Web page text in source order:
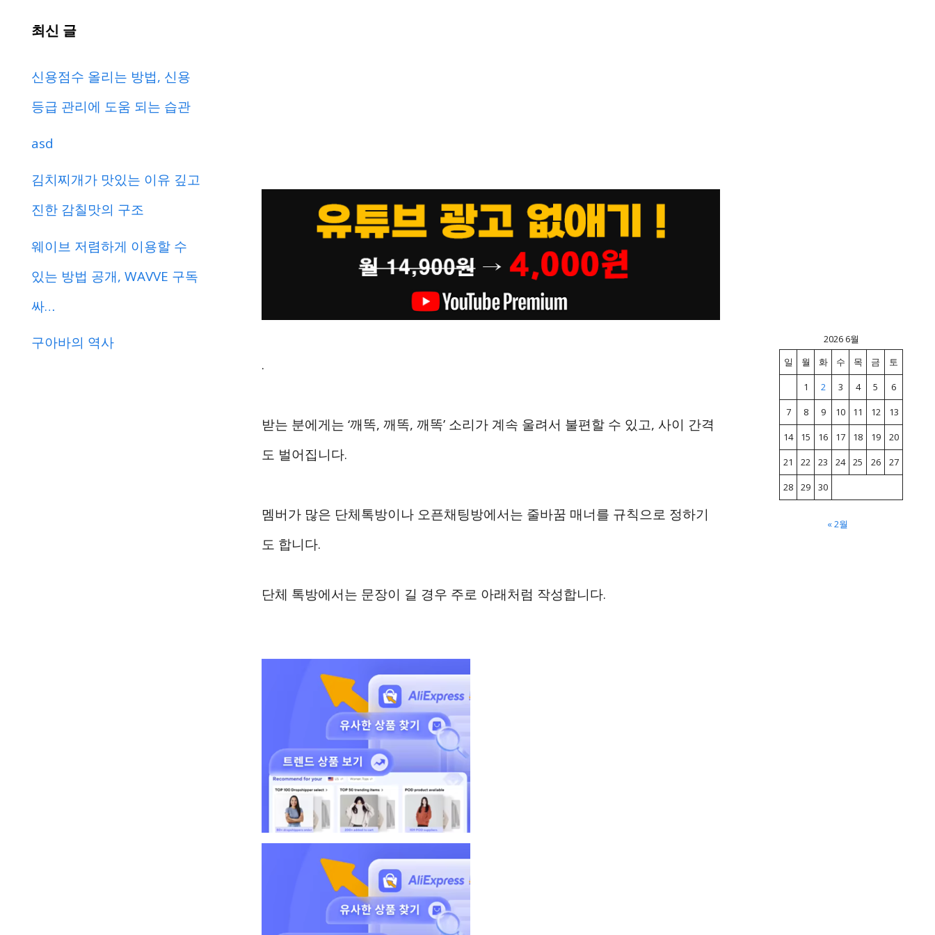
.
받는 분에게는 ‘깨똑, 깨똑, 깨똑’ 소리가 계속 울려서 불편할 수 있고, 사이 간격
도 벌어집니다.
멤버가 많은 단체톡방이나 오픈채팅방에서는 줄바꿈 매너를 규칙으로 정하기
도 합니다.
단체 톡방에서는 문장이 길 경우 주로 아래처럼 작성합니다.
최신 글
신용점수 올리는 방법, 신용
등급 관리에 도움 되는 습관
asd
김치찌개가 맛있는 이유 깊고
진한 감칠맛의 구조
웨이브 저렴하게 이용할 수
있는 방법 공개, WAVVE 구독
싸…
구아바의 역사
2026 6월
일
월 화 수 목 금
토
1
2 3 4 5
6
7
8 9 10 11 12
13
14
15 16 17 18 19
20
21
22 23 24 25 26
27
28
29 30
« 2월